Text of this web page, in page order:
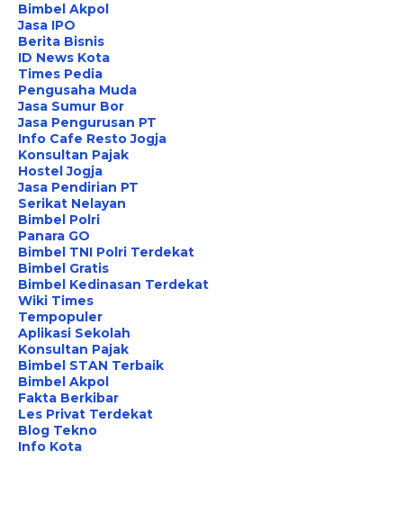
Bimbel Akpol
Jasa IPO
Berita Bisnis
ID News Kota
Times Pedia
Pengusaha Muda
Jasa Sumur Bor
Jasa Pengurusan PT
Info Cafe Resto Jogja
Konsultan Pajak
Hostel Jogja
Jasa Pendirian PT
Serikat Nelayan
Bimbel Polri
Panara GO
Bimbel TNI Polri Terdekat
Bimbel Gratis
Bimbel Kedinasan Terdekat
Wiki Times
Tempopuler
Aplikasi Sekolah
Konsultan Pajak
Bimbel STAN Terbaik
Bimbel Akpol
Fakta Berkibar
Les Privat Terdekat
Blog Tekno
Info Kota